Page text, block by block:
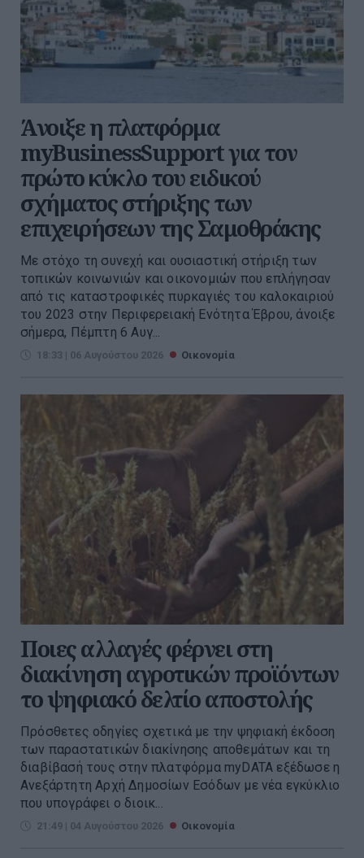
Άνοιξε η πλατφόρμα
myBusinessSupport για τον
πρώτο κύκλο του ειδικού
σχήματος στήριξης των
επιχειρήσεων της Σαμοθράκης
Με στόχο τη συνεχή και ουσιαστική στήριξη των
τοπικών κοινωνιών και οικονομιών που επλήγησαν
από τις καταστροφικές πυρκαγιές του καλοκαιριού
του 2023 στην Περιφερειακή Ενότητα Έβρου, άνοιξε
σήμερα, Πέμπτη 6 Αυγ...
18:33 | 06 Αυγούστου 2026 Οικονομία
Ποιες αλλαγές φέρνει στη
διακίνηση αγροτικών προϊόντων
το ψηφιακό δελτίο αποστολής
Πρόσθετες οδηγίες σχετικά με την ψηφιακή έκδοση
των παραστατικών διακίνησης αποθεμάτων και τη
διαβίβασή τους στην πλατφόρμα myDATA εξέδωσε η
Ανεξάρτητη Αρχή Δημοσίων Εσόδων με νέα εγκύκλιο
που υπογράφει ο διοικ...
21:49 | 04 Αυγούστου 2026 Οικονομία